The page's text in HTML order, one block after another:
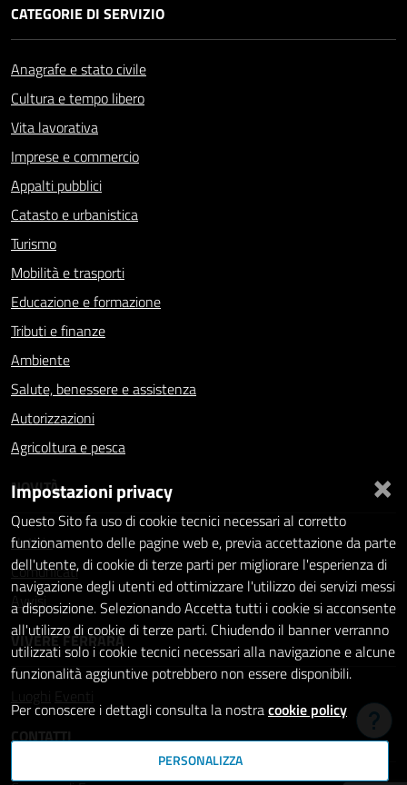
CATEGORIE DI SERVIZIO
Anagrafe e stato civile
Cultura e tempo libero
Vita lavorativa
Imprese e commercio
Appalti pubblici
Catasto e urbanistica
Turismo
Mobilità e trasporti
Educazione e formazione
Tributi e finanze
Ambiente
Salute, benessere e assistenza
Autorizzazioni
Agricoltura e pesca
NOVITÀ
Notizie
Comunicati
Avvisi
VIVERE FERRARA
Luoghi
Eventi
CONTATTI
×
Impostazioni privacy
Questo Sito fa uso di cookie tecnici necessari al corretto
funzionamento delle pagine web e, previa accettazione da parte
dell'utente, di cookie di terze parti per migliorare l'esperienza di
navigazione degli utenti ed ottimizzare l'utilizzo dei servizi messi
a disposizione. Selezionando Accetta tutti i cookie si acconsente
all'utilizzo di cookie di terze parti. Chiudendo il banner verranno
utilizzati solo i cookie tecnici necessari alla navigazione e alcune
funzionalità aggiuntive potrebbero non essere disponibili.
Per conoscere i dettagli consulta la nostracookie policy
PERSONALIZZA
Hai